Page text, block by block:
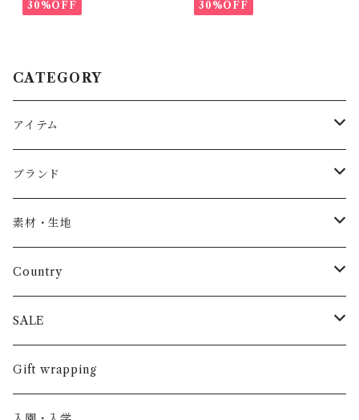
30%OFF 30%OFF
CATEGORY
アイテム
Baby
トップス
長袖
半袖
パンツ
長ズボン
半ズボン
スカート
ワンピース
ブランド
AS WE GROW
ARCH&LINE
BABE & TESS
BOBOCHOSES
素材・生地
コットン 100%
リネン( 麻 )
ウール
Country
France / フランス
Italy / イタリア
SALE
男の子
Gift wrapping